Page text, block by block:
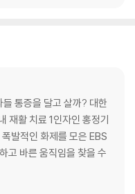
통증을 달고 살까? 대한
재활 치료 1인자인 홍정기
발적인 화제를 모은 EBS
고 바른 움직임을 찾을 수